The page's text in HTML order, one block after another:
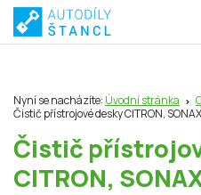
Nyní se nacházíte: Úvodní stránka
Čistič přístrojové desky CITRON,
Čistič
CITRON,